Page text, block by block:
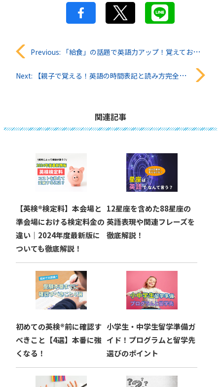
投
稿
ョ
ン
Previous: 「給食」の話題で英語力アップ！覚えておきたい英単語＆例文まとめ
Next: 【親子で覚える！英語の時間表記と読み方完全ガイド｜AM/PMの正しい書き方から楽しい時間の言い方
関連記事
【英検®︎検定料】本会場と
準会場における検定料金の
違い｜2024年度最新版に
ついても徹底解説！
12星座を含めた88星座の
英語表現や関連フレーズを
徹底解説！
初めての英検®︎前に確認す
べきこと【4選】本番に強
くなる！
小学生・中学生留学準備ガ
イド！プログラムと留学先
選びのポイント